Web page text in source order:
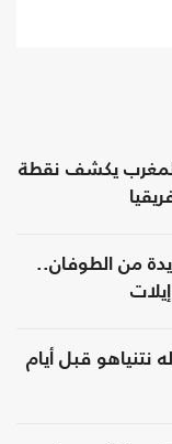
يكشف نقطة
من الطوفان..
قبل أيام